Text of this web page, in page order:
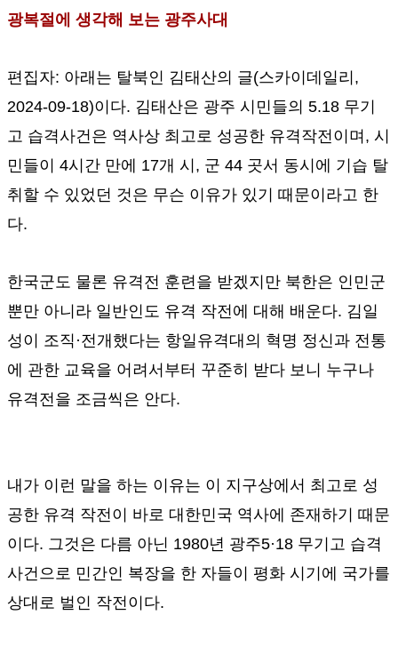
광복절에 생각해 보는 광주사대
편집자: 아래는 탈북인 김태산의 글(스카이데일리,
2024-09-18)이다. 김태산은 광주 시민들의 5.18 무기
고 습격사건은 역사상 최고로 성공한 유격작전이며, 시
민들이 4시간 만에 17개 시, 군 44 곳서 동시에 기습 탈
취할 수 있었던 것은 무슨 이유가 있기 때문이라고 한
다.
한국군도 물론 유격전 훈련을 받겠지만 북한은 인민군
뿐만 아니라 일반인도 유격 작전에 대해 배운다. 김일
성이 조직 ·전개했다는 항일유격대의 혁명 정신과 전통
에 관한 교육을 어려서부터 꾸준히 받다 보니 누구나
유격전을 조금씩은 안다.
내가 이런 말을 하는 이유는 이 지구상에서 최고로 성
공한 유격 작전이 바로 대한민국 역사에 존재하기 때문
이다. 그것은 다름 아닌 1980년 광주5·18 무기고 습격
사건으로 민간인 복장을 한 자들이 평화 시기에 국가를
상대로 벌인 작전이다.